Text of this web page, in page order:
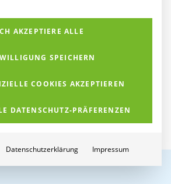
Olaf Scholz sprach anlässlich des
Tracz
AKZEPTIERE ALLE
SPEICHERN
COOKIES AKZEPTIEREN
DATENSCHUTZ-PRÄFERENZEN
Datenschutzerklärung Impressum